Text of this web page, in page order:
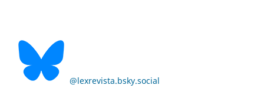
@lexrevista.bsky.social